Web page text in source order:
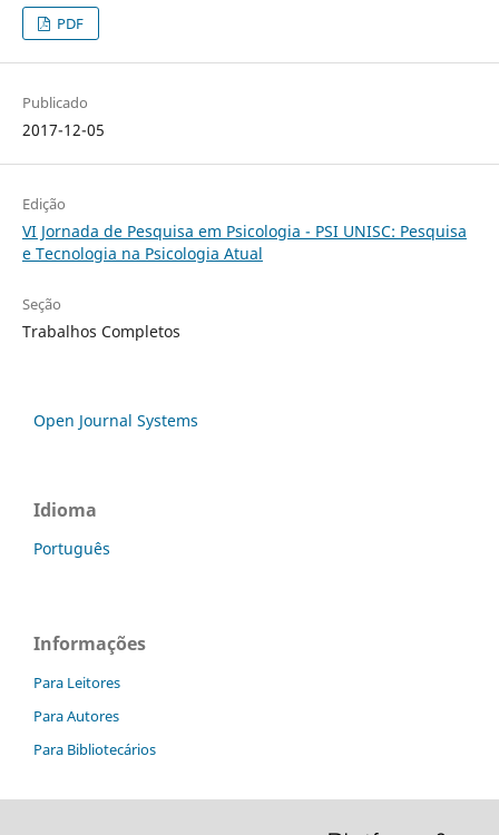
PDF
Publicado
2017-12-05
Edição
VI Jornada de Pesquisa em Psicologia - PSI UNISC: Pesquisa
e Tecnologia na Psicologia Atual
Seção
Trabalhos Completos
Open Journal Systems
Idioma
Português
Informações
Para Leitores
Para Autores
Para Bibliotecários